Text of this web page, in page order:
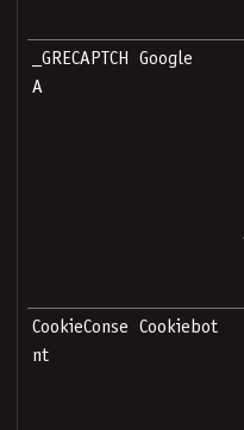
_GRECAPTCH
A
Google
CookieConse
nt
Cookiebot